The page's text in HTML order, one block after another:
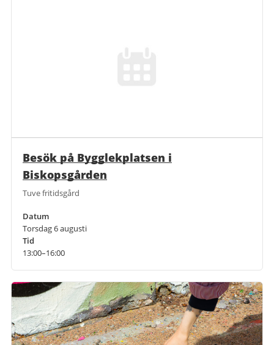
Besök på Bygglekplatsen i
Biskopsgården
Tuve fritidsgård
Datum
Torsdag 6 augusti
Tid
13:00–16:00